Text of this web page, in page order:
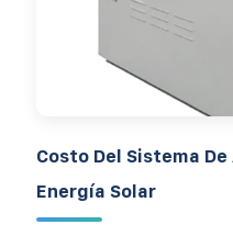
Costo Del Sistema
Energía Solar